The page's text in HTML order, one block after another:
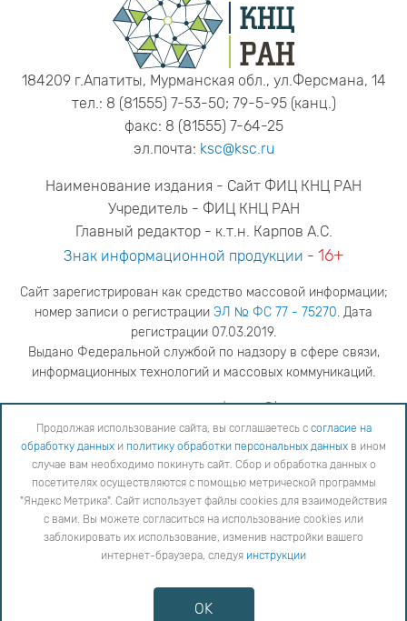
184209 г.Апатиты, Мурманская обл., ул.Ферсмана, 14
тел.: 8 (81555) 7-53-50; 79-5-95 (канц.)
факс: 8 (81555) 7-64-25
эл.почта: ksc@ksc.ru
Наименование издания - Сайт ФИЦ КНЦ РАН
Учредитель - ФИЦ КНЦ РАН
Главный редактор - к.т.н. Карпов А.С.
Знак информационной продукции - 16+
Сайт зарегистрирован как средство массовой информации;
номер записи о регистрации ЭЛ № ФС 77 - 75270. Дата
регистрации 07.03.2019.
Выдано Федеральной службой по надзору в сфере связи,
информационных технологий и массовых коммуникаций.
адрес редакцииya.stogova@ksc.ru
телефон редакции81555-79-516
Продолжая использование сайта, вы соглашаетесь с согласие на обработку данных
обработки персональных данных
в ином случае вам необходимо покинуть сайт. Сбор и обработка
данных о посетителях осуществляются с помощью метрической программы "Яндекс Метрика".
Сайт использует файлы cookies для взаимодействия с вами. Вы можете согласиться на
использование cookies или заблокировать их использование, изменив настройки вашего интернет-
Противодействие коррупции
Продолжая использование сайта, вы соглашаетесь с согласие на
обработку данных и политику обработки персональных данных в ином
случае вам необходимо покинуть сайт. Сбор и обработка данных о
посетителях осуществляются с помощью метрической программы
"Яндекс Метрика". Сайт использует файлы cookies для взаимодействия
с вами. Вы можете согласиться на использование cookies или
заблокировать их использование, изменив настройки вашего
интернет-браузера, следуя инструкции
OK